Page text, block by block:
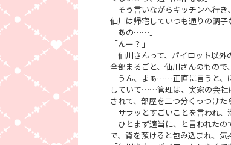
そう言いながらキッチンへ行き
仙川は帰宅していつも通りの調子
「あの……」
「んー？」
「仙川さんって、パイロット以
全部まるごと、仙川さんのもので
「うん、まぁ……正直に言うと、
していて……管理は、実家の会社
されて、部屋を二つ分くっつけた
サラッとすごいことを言われ、
ひとまず適当に、と言われたの
で、背を預けると包み込まれ、気